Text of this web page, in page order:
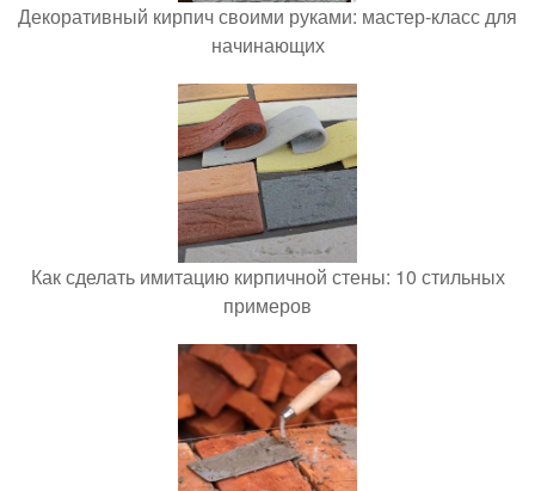
Декоративный кирпич своими руками: мастер-класс для
начинающих
Как сделать имитацию кирпичной стены: 10 стильных
примеров